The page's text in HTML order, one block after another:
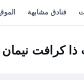
فنادق مشابهة
كرافت نيمان